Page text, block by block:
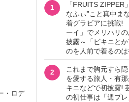
・ロデ
1
「FRUITS ZIPPER
なふぃ”こと真中ま
着グラビアに挑戦!
ーイ」でメリハリ
披露～「ビキニと
のを人前で着るのは
2
これまで胸元すら
を愛する旅人・有
キニなどで初披露!
の初仕事は「週プ